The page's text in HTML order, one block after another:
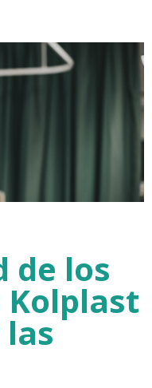
de los
Kolplast